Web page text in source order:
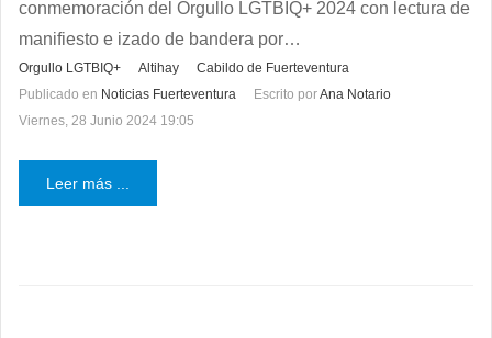
conmemoración del Orgullo LGTBIQ+ 2024 con lectura de
manifiesto e izado de bandera por…
Orgullo LGTBIQ+ Altihay
Cabildo de Fuerteventura
Publicado en Noticias Fuerteventura Escrito porAna Notario
Viernes, 28 Junio 2024 19:05
Leer más ...